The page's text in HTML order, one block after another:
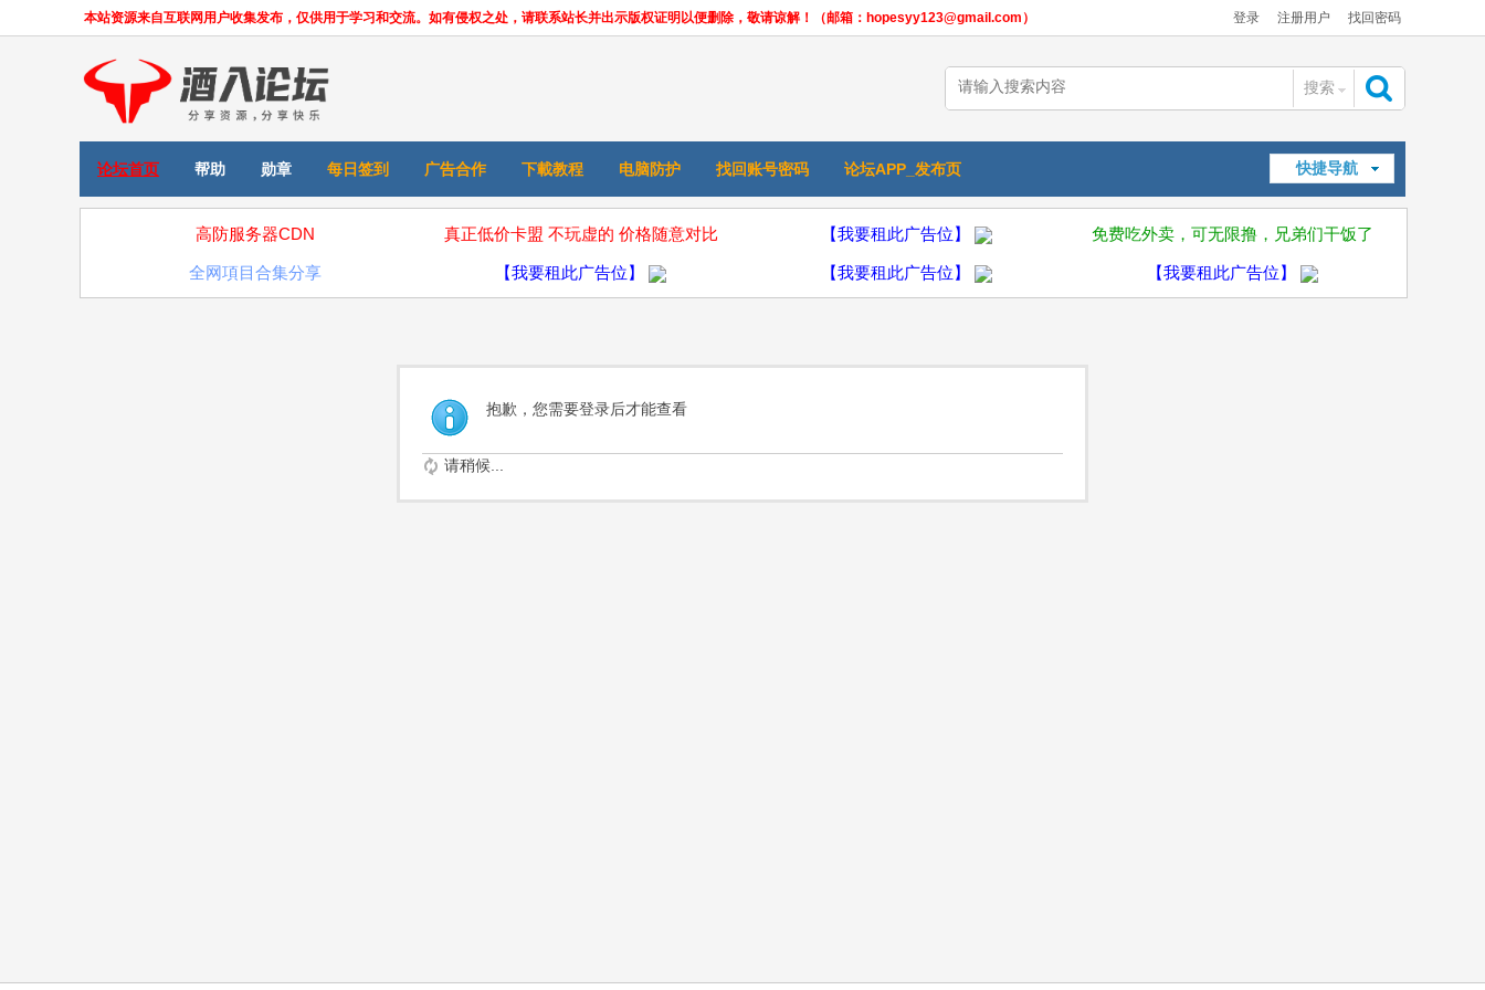
本站资源来自互联网用户收集发布，仅供用于学习和交流。如有侵权之处，请联系站长并出示版权证明以便删除，敬请谅解！（邮箱：hopesyy123@gmail.com） 登录 注册用户 找回密码
搜索
索
快捷导航
论坛首页 帮助 勋章 每日签到 广告合作 下載教程 电脑防护 找回账号密码 论坛APP_发布页
高防服务器CDN 真正低价卡盟 不玩虚的 价格随意对比 【我要租此广告位】 免费吃外卖，可无限撸，兄弟们干饭了
全网項目合集分享 【我要租此广告位】 【我要租此广告位】 【我要租此广告位】
抱歉，您需要登录后才能查看
请稍候...